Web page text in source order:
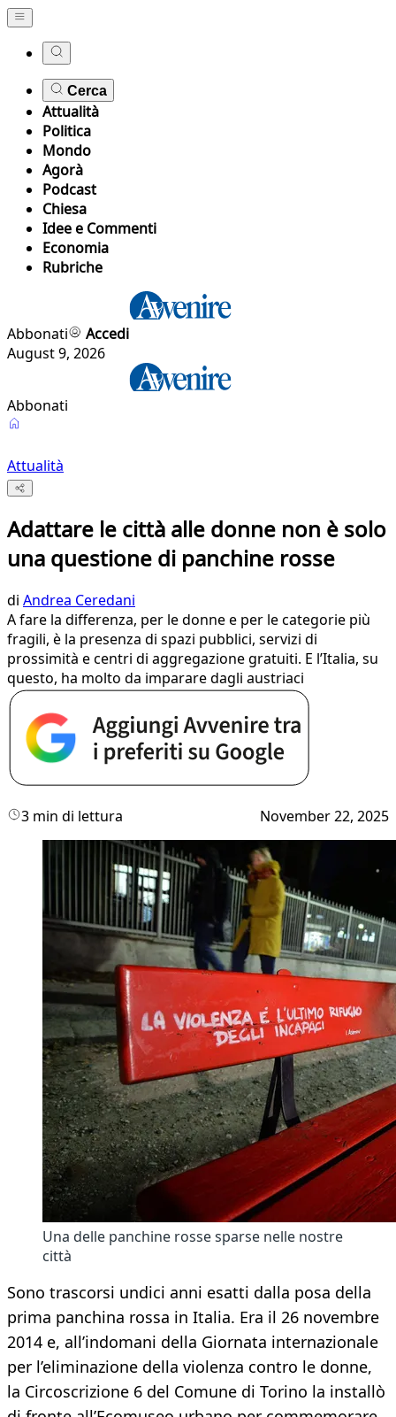
Cerca
Attualità
Politica
Mondo
Agorà
Podcast
Chiesa
Idee e Commenti
Economia
Rubriche
Abbonati
Accedi
August 9, 2026
Abbonati
Attualità
Adattare le città alle donne non è solo
una questione di panchine rosse
di Andrea Ceredani
A fare la differenza, per le donne e per le categorie più
fragili, è la presenza di spazi pubblici, servizi di
prossimità e centri di aggregazione gratuiti. E l’Italia, su
questo, ha molto da imparare dagli austriaci
3 min di lettura November 22, 2025
Una delle panchine rosse sparse nelle nostre
città
Sono trascorsi undici anni esatti dalla posa della
prima panchina rossa in Italia. Era il 26 novembre
2014 e, all’indomani della Giornata internazionale
per l’eliminazione della violenza contro le donne,
la Circoscrizione 6 del Comune di Torino la installò